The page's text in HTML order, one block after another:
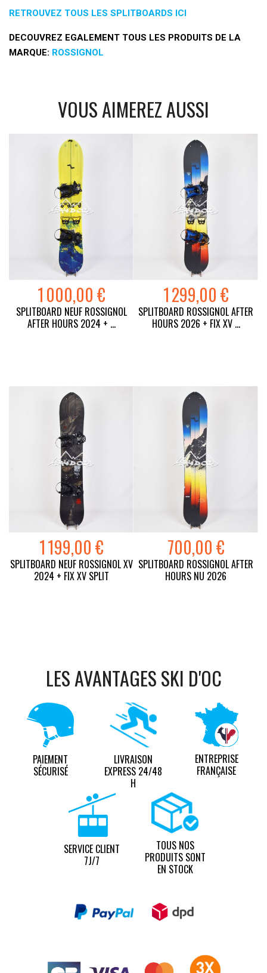
RETROUVEZ TOUS LES SPLITBOARDS ICI
DECOUVREZ EGALEMENT TOUS LES PRODUITS DE LA
MARQUE: ROSSIGNOL
VOUS AIMEREZ AUSSI
1 000,00 €
SPLITBOARD NEUF ROSSIGNOL
AFTER HOURS 2024 + ...
1 299,00 €
SPLITBOARD ROSSIGNOL AFTER
HOURS 2026 + FIX XV ...
1 199,00 €
SPLITBOARD NEUF ROSSIGNOL XV
2024 + FIX XV SPLIT
700,00 €
SPLITBOARD ROSSIGNOL AFTER
HOURS NU 2026
LES AVANTAGES SKI D'OC
PAIEMENT
SÉCURISÉ
LIVRAISON
EXPRESS 24/48
H
ENTREPRISE
FRANÇAISE
SERVICE CLIENT
7J/7
TOUS NOS
PRODUITS SONT
EN STOCK